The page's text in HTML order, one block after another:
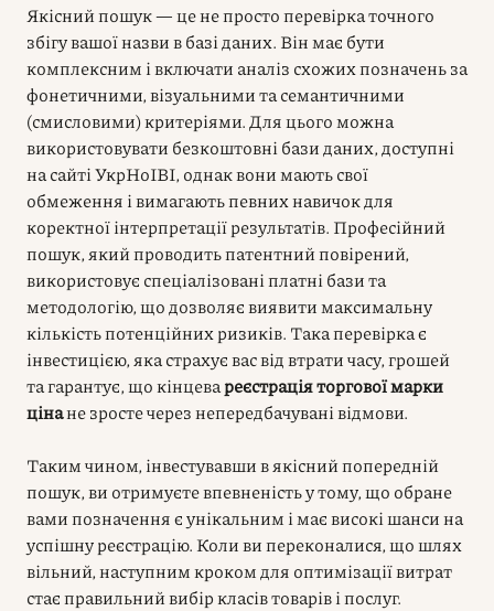
Якісний пошук — це не просто перевірка точного
збігу вашої назви в базі даних. Він має бути
комплексним і включати аналіз схожих позначень за
фонетичними, візуальними та семантичними
(смисловими) критеріями. Для цього можна
використовувати безкоштовні бази даних, доступні
на сайті УкрНоІВІ, однак вони мають свої
обмеження і вимагають певних навичок для
коректної інтерпретації результатів. Професійний
пошук, який проводить патентний повірений,
використовує спеціалізовані платні бази та
методологію, що дозволяє виявити максимальну
кількість потенційних ризиків. Така перевірка є
інвестицією, яка страхує вас від втрати часу, грошей
та гарантує, що кінцевареєстрація торгової марки
цінане зросте через непередбачувані відмови.
Таким чином, інвестувавши в якісний попередній
пошук, ви отримуєте впевненість у тому, що обране
вами позначення є унікальним і має високі шанси на
успішну реєстрацію. Коли ви переконалися, що шлях
вільний, наступним кроком для оптимізації витрат
стає правильний вибір класів товарів і послуг.